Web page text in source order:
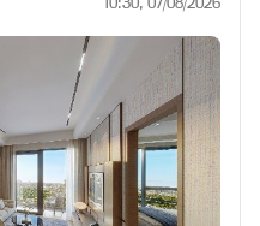
10:30, 07/08/2026